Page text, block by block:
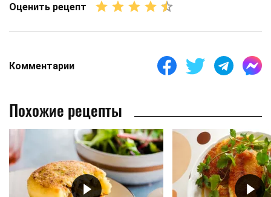
Оценить рецепт
Комментарии
Похожие рецепты